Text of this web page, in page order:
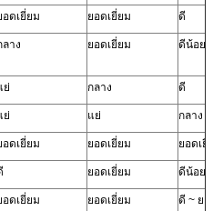
อดเยี่ยม ยอดเยี่ยม ดี
ลาง ยอดเยี่ยม ดีน้อยล
ย่ กลาง ดี
ย่ แย่ กลาง
อดเยี่ยม ยอดเยี่ยม ยอดเยี่
ยอดเยี่ยม ดีน้อยล
อดเยี่ยม ยอดเยี่ยม ดี ~ ยอ